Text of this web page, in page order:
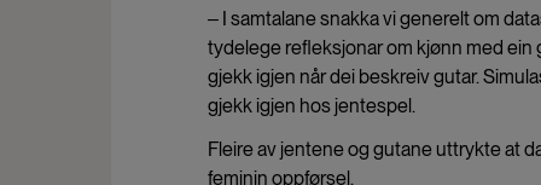
‒ I samtalane snakka vi generelt om
tydelege refleksjonar om kjønn med ein
gjekk igjen når dei beskreiv gutar.
gjekk igjen hos jentespel.
Fleire av jentene og gutane uttrykte at
feminin oppførsel.